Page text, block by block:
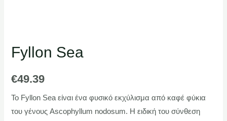
Fyllon Sea
€49.39
Το Fyllon Sea είναι ένα φυσικό εκχύλισμα από καφέ φύκια
του γένους Ascophyllum nodosum. Η ειδική του σύνθεση